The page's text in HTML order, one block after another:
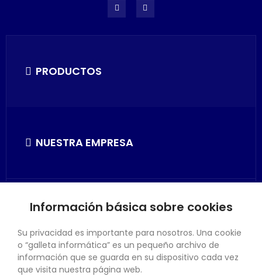
PRODUCTOS
NUESTRA EMPRESA
SU CUENTA
Información básica sobre cookies
Su privacidad es importante para nosotros. Una cookie
o “galleta informática” es un pequeño archivo de
información que se guarda en su dispositivo cada vez
que visita nuestra página web.